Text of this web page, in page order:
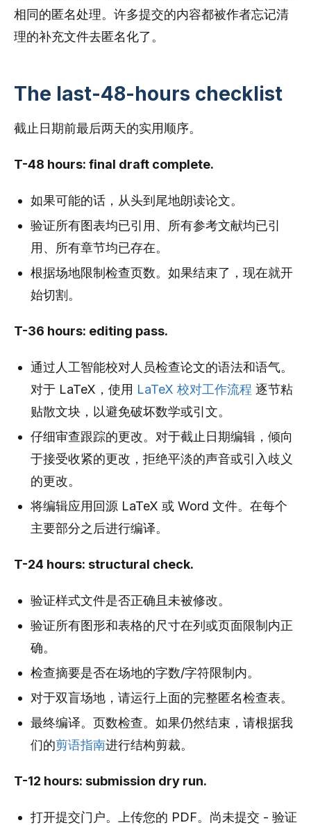
相同的匿名处理。许多提交的内容都被作者忘记清
理的补充文件去匿名化了。
The last-48-hours checklist
截止日期前最后两天的实用顺序。
T-48 hours: final draft complete.
如果可能的话，从头到尾地朗读论文。
验证所有图表均已引用、所有参考文献均已引
用、所有章节均已存在。
根据场地限制检查页数。如果结束了，现在就开
始切割。
T-36 hours: editing pass.
通过人工智能校对人员检查论文的语法和语气。
对于 LaTeX，使用 LaTeX 校对工作流程 逐节粘
贴散文块，以避免破坏数学或引文。
仔细审查跟踪的更改。对于截止日期编辑，倾向
于接受收紧的更改，拒绝平淡的声音或引入歧义
的更改。
将编辑应用回源 LaTeX 或 Word 文件。在每个
主要部分之后进行编译。
T-24 hours: structural check.
验证样式文件是否正确且未被修改。
验证所有图形和表格的尺寸在列或页面限制内正
确。
检查摘要是否在场地的字数/字符限制内。
对于双盲场地，请运行上面的完整匿名检查表。
最终编译。页数检查。如果仍然结束，请根据我
们的剪语指南进行结构剪裁。
T-12 hours: submission dry run.
打开提交门户。上传您的 PDF。尚未提交 - 验证